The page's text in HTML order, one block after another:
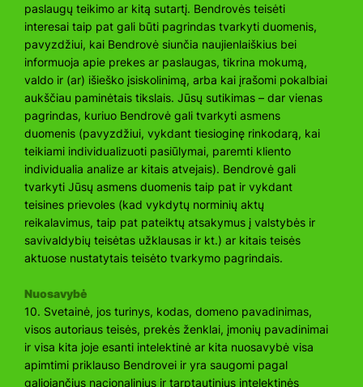
paslaugų teikimo ar kitą sutartį. Bendrovės teisėti
interesai taip pat gali būti pagrindas tvarkyti duomenis,
pavyzdžiui, kai Bendrovė siunčia naujienlaiškius bei
informuoja apie prekes ar paslaugas, tikrina mokumą,
valdo ir (ar) išieško įsiskolinimą, arba kai įrašomi pokalbiai
aukščiau paminėtais tikslais. Jūsų sutikimas – dar vienas
pagrindas, kuriuo Bendrovė gali tvarkyti asmens
duomenis (pavyzdžiui, vykdant tiesioginę rinkodarą, kai
teikiami individualizuoti pasiūlymai, paremti kliento
individualia analize ar kitais atvejais). Bendrovė gali
tvarkyti Jūsų asmens duomenis taip pat ir vykdant
teisines prievoles (kad vykdytų norminių aktų
reikalavimus, taip pat pateiktų atsakymus į valstybės ir
savivaldybių teisėtas užklausas ir kt.) ar kitais teisės
aktuose nustatytais teisėto tvarkymo pagrindais.
Nuosavybė
10. Svetainė, jos turinys, kodas, domeno pavadinimas,
visos autoriaus teisės, prekės ženklai, įmonių pavadinimai
ir visa kita joje esanti intelektinė ar kita nuosavybė visa
apimtimi priklauso Bendrovei ir yra saugomi pagal
galiojančius nacionalinius ir tarptautinius intelektinės